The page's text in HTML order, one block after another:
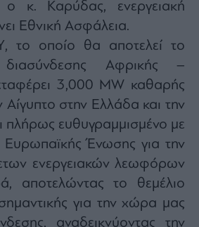
κ. Καρύδας, ενεργειακή
Εθνική Ασφάλεια.
το οποίο θα αποτελεί το
Αφρικής –
3,000 MW καθαρής
Αίγυπτο στην Ελλάδα και την
πλήρως ευθυγραμμισμένο με
Ευρωπαϊκής Ένωσης για την
ενεργειακών λεωφόρων
αποτελώντας το θεμέλιο
για την χώρα μας
αναδεικνύοντας την